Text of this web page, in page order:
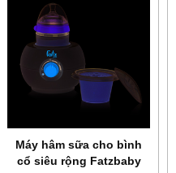
Máy hâm sữa cho bình
cổ siêu rộng Fatzbaby